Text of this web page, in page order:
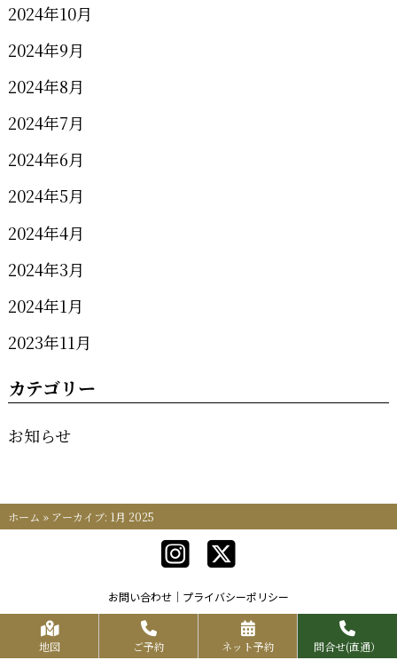
2024年10月
2024年9月
2024年8月
2024年7月
2024年6月
2024年5月
2024年4月
2024年3月
2024年1月
2023年11月
カテゴリー
お知らせ
ホーム » アーカイブ: 1月 2025
お問い合わせ プライバシーポリシー
Copyrights KR FOOD SERVICE All Rights Reserved.
地図 ご予約 ネット予約 問合せ(直通）